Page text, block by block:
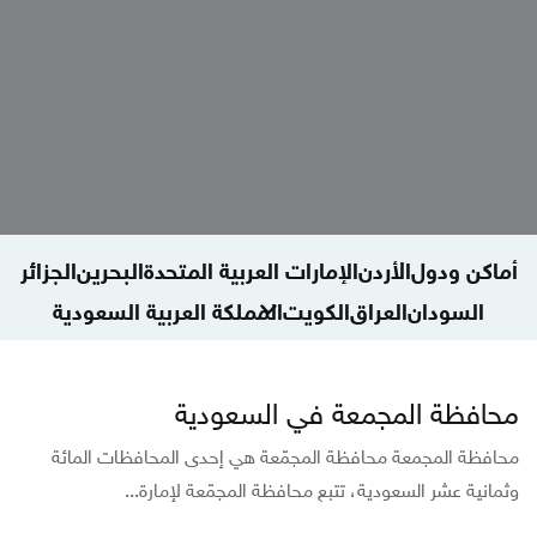
أماكن ودولالأردنالإمارات العربية المتحدةالبحرينالجزائر
السودانالعراقالكويتالمملكة العربية السعودية
المعالم البحرية
معالم وآثارمنوعات سياحة وسفر
محافظة المجمعة في السعودية
محافظة المجمعة محافظة المجمّعة هي إحدى المحافظات المائة
وثمانية عشر السعودية، تتبع محافظة المجمّعة لإمارة...